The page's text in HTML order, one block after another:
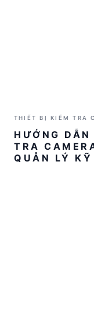
THIẾT BỊ KIỂM TRA
HƯỚNG
TRA
QUẢN LÝ